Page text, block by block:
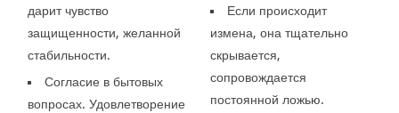
дарит чувство
защищенности, желанной
стабильности.
Согласие в бытовых
вопросах. Удовлетворение
Если происходит
измена, она тщательно
скрывается,
сопровождается
постоянной ложью.